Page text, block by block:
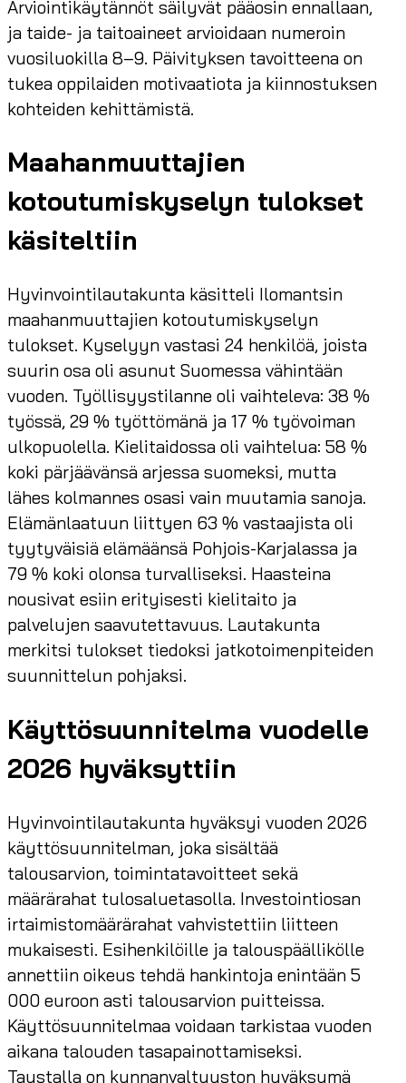
Arviointikäytännöt säilyvät pääosin ennallaan,
ja taide- ja taitoaineet arvioidaan numeroin
vuosiluokilla 8–9. Päivityksen tavoitteena on
tukea oppilaiden motivaatiota ja kiinnostuksen
kohteiden kehittämistä.
Maahanmuuttajien
kotoutumiskyselyn tulokset
käsiteltiin
Hyvinvointilautakunta käsitteli Ilomantsin
maahanmuuttajien kotoutumiskyselyn
tulokset. Kyselyyn vastasi 24 henkilöä, joista
suurin osa oli asunut Suomessa vähintään
vuoden. Työllisyystilanne oli vaihteleva: 38 %
työssä, 29 % työttömänä ja 17 % työvoiman
ulkopuolella. Kielitaidossa oli vaihtelua: 58 %
koki pärjäävänsä arjessa suomeksi, mutta
lähes kolmannes osasi vain muutamia sanoja.
Elämänlaatuun liittyen 63 % vastaajista oli
tyytyväisiä elämäänsä Pohjois-Karjalassa ja
79 % koki olonsa turvalliseksi. Haasteina
nousivat esiin erityisesti kielitaito ja
palvelujen saavutettavuus. Lautakunta
merkitsi tulokset tiedoksi jatkotoimenpiteiden
suunnittelun pohjaksi.
Käyttösuunnitelma vuodelle
2026 hyväksyttiin
Hyvinvointilautakunta hyväksyi vuoden 2026
käyttösuunnitelman, joka sisältää
talousarvion, toimintatavoitteet sekä
määrärahat tulosaluetasolla. Investointiosan
irtaimistomäärärahat vahvistettiin liitteen
mukaisesti. Esihenkilöille ja talouspäällikölle
annettiin oikeus tehdä hankintoja enintään 5
000 euroon asti talousarvion puitteissa.
Käyttösuunnitelmaa voidaan tarkistaa vuoden
aikana talouden tasapainottamiseksi.
Taustalla on kunnanvaltuuston hyväksymä